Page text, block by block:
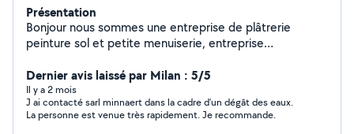
Présentation
Bonjour nous sommes une entreprise de plâtrerie
peinture sol et petite menuiserie, entreprise
contacter
Dernier avis laissé par Milan : 5/5
Il y a 2 mois
J ai contacté sarl minnaert dans la cadre d’un dégât des eaux.
La personne est venue très rapidement. Je recommande.